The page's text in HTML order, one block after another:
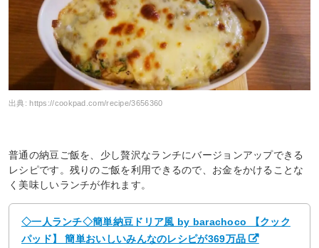
出典:https://cookpad.com/recipe/3656360
普通の納豆ご飯を、少し贅沢なランチにバージョンアップできる
レシピです。残りのご飯を利用できるので、お金をかけることな
く美味しいランチが作れます。
◇一人ランチ◇簡単納豆ドリア風 by barachoco 【クック
パッド】 簡単おいしいみんなのレシピが369万品